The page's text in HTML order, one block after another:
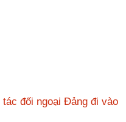
đối ngoại Đảng đi vào